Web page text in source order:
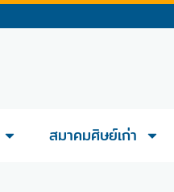
สมาคมศิษย์เก่า